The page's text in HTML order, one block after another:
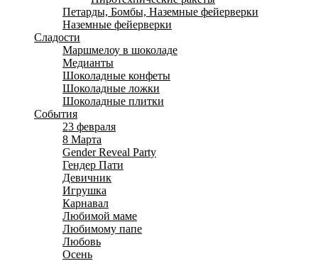
Петарды, Бомбы, Наземные фейерверки
Наземные фейерверки
Сладости
Маршмелоу в шоколаде
Медианты
Шоколадные конфеты
Шоколадные ложки
Шоколадные плитки
События
23 февраля
8 Марта
Gender Reveal Party
Гендер Пати
Девичник
Игрушка
Карнавал
Любимой маме
Любимому папе
Любовь
Осень